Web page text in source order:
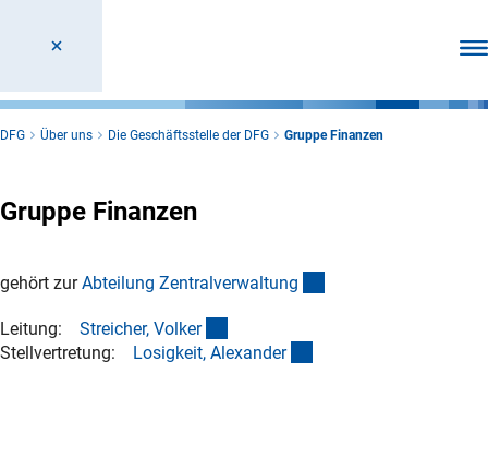
DFG Über uns Die Geschäftsstelle der DFG Gruppe Finanzen
Gruppe Finanzen
gehört zurAbteilung Zentralverwaltung
Leitung: Streicher, Volker
Stellvertretung: Losigkeit, Alexander